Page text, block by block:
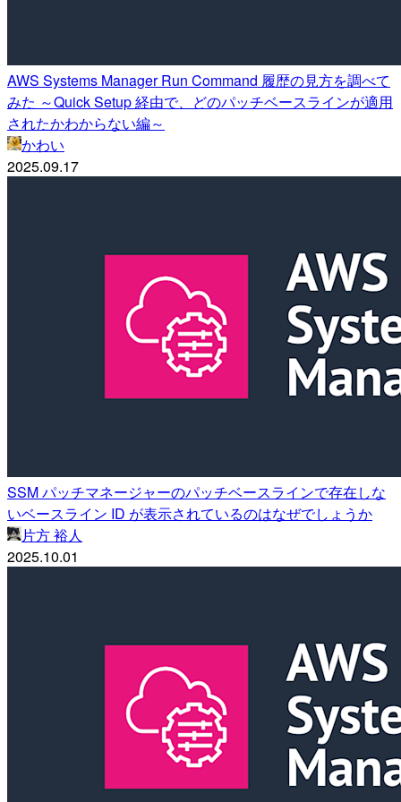
AWS Systems Manager Run Command 履歴の見方を調べて
みた ～Quick Setup 経由で、どのパッチベースラインが適用
されたかわからない編～
かわい
2025.09.17
SSM パッチマネージャーのパッチベースラインで存在しな
いベースライン ID が表示されているのはなぜでしょうか
片方 裕人
2025.10.01